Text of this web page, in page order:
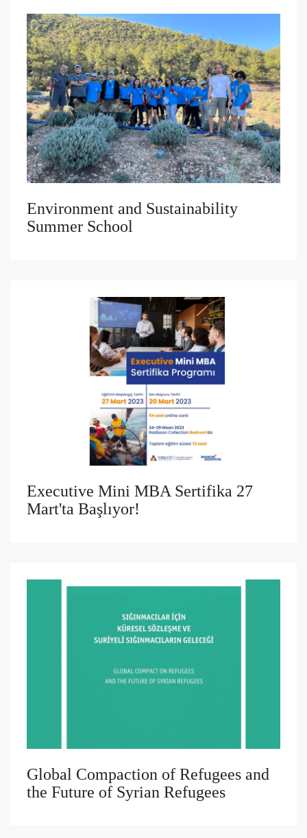
Environment and Sustainability
Summer School
Executive Mini MBA Sertifika 27
Mart'ta Başlıyor!
Global Compaction of Refugees and
the Future of Syrian Refugees